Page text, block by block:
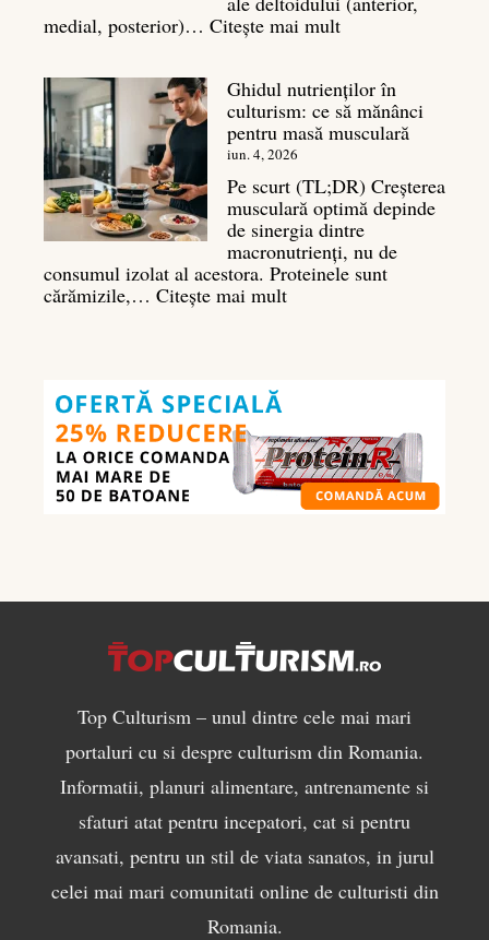
medial, posterior)… Citește mai mult:
Ghid
complet
pentru
3D
Ghidul nutrienților în
culturism: ce să mănânci
pentru masă musculară
iun. 4, 2026
Pe scurt (TL;DR) Creșterea
musculară optimă depinde
de sinergia dintre
macronutrienți, nu de
consumul izolat al acestora. Proteinele sunt
cărămizile,… Citește mai mult:
mănânci
pentru
masă
musculară
Top Culturism – unul dintre cele mai mari
portaluri cu si despre culturism din Romania.
Informatii, planuri alimentare, antrenamente si
sfaturi atat pentru incepatori, cat si pentru
avansati, pentru un stil de viata sanatos, in jurul
celei mai mari comunitati online de culturisti din
Romania.